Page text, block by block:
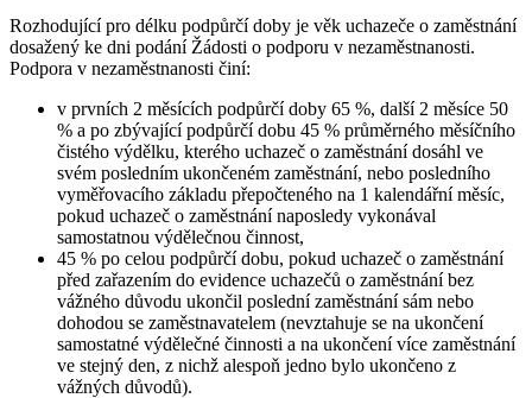
Rozhodující pro délku podpůrčí doby je věk uchazeče o zaměstnání
dosažený ke dni podání Žádosti o podporu v nezaměstnanosti.
Podpora v nezaměstnanosti činí:
v prvních 2 měsících podpůrčí doby 65 %, další 2 měsíce 50
% a po zbývající podpůrčí dobu 45 % průměrného měsíčního
čistého výdělku, kterého uchazeč o zaměstnání dosáhl ve
svém posledním ukončeném zaměstnání, nebo posledního
vyměřovacího základu přepočteného na 1 kalendářní měsíc,
pokud uchazeč o zaměstnání naposledy vykonával
samostatnou výdělečnou činnost,
45 % po celou podpůrčí dobu, pokud uchazeč o zaměstnání
před zařazením do evidence uchazečů o zaměstnání bez
vážného důvodu ukončil poslední zaměstnání sám nebo
dohodou se zaměstnavatelem (nevztahuje se na ukončení
samostatné výdělečné činnosti a na ukončení více zaměstnání
ve stejný den, z nichž alespoň jedno bylo ukončeno z
vážných důvodů).